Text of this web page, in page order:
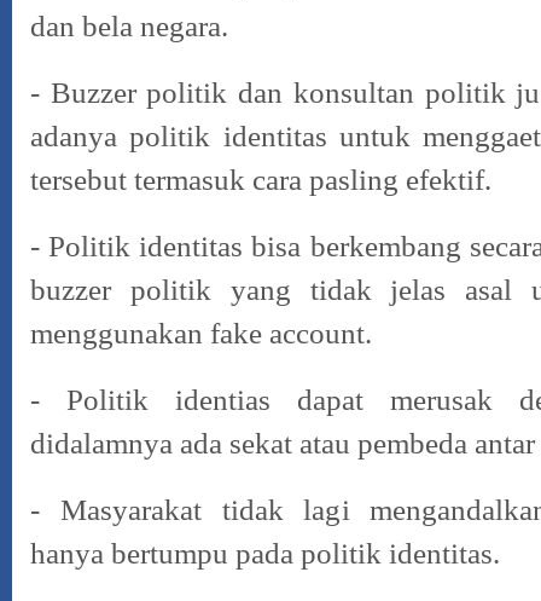
dan bela negara.
- Buzzer politik dan konsultan politik
adanya politik identitas untuk
tersebut termasuk cara pasling efektif.
- Politik identitas bisa berkembang
buzzer politik yang tidak jelas asal
menggunakan fake account.
- Politik identias dapat merusak
didalamnya ada sekat atau pembeda antar
- Masyarakat tidak lagi
hanya bertumpu pada politik identitas.